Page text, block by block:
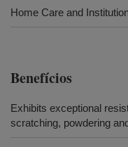
Home Care and
Benefícios
Exhibits exceptional
scratching, powdering